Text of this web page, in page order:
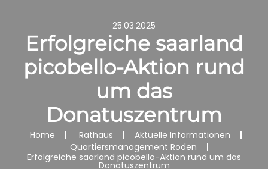
25.03.2025
Erfolgreiche saarland
picobello-Aktion rund
um das
Donatuszentrum
Home Rathaus
Aktuelle Informationen
Quartiersmanagement Roden
Erfolgreiche saarland picobello-Aktion rund um das
Donatuszentrum